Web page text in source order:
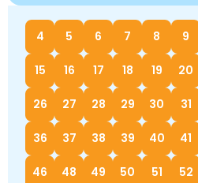
4 5 6 7 8 9
15 16 17 18 19 20
26 27 28 29 30 31
36 37 38 39 40 41
46 48 49 50 51 52